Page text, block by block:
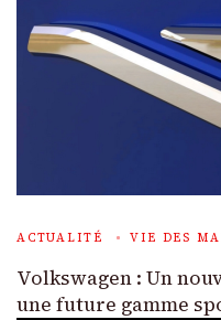
ACTUALITÉ VIE DES
Volkswagen : Un
une future gamme